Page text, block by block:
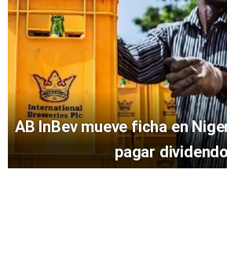
AB InBev mueve ficha en
pagar